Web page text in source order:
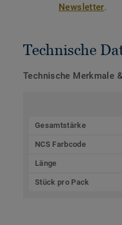
Newsletter.
Technische
Technische Merkmale
Gesamtstärke
NCS Farbcode
Länge
Stück pro Pack